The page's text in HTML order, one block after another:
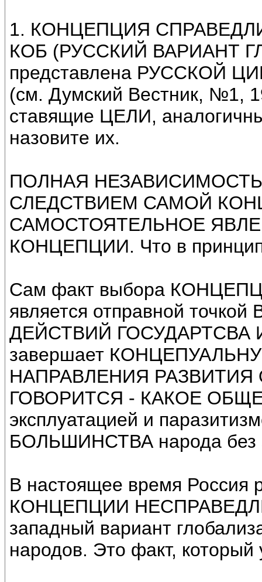
1. КОНЦЕПЦИЯ
КОБ (РУССКИЙ ВАРИАНТ
представлена РУССКОЙ
(см. Думский Вестник, №1,
ставящие ЦЕЛИ,
назовите их.
ПОЛНАЯ НЕЗАВИСИМОСТЬ
СЛЕДСТВИЕМ САМОЙ
САМОСТОЯТЕЛЬНОЕ
КОНЦЕПЦИИ. Что в
Сам факт выбора
является отправной
ДЕЙСТВИЙ ГОСУДАРТСВА
завершает
НАПРАВЛЕНИЯ РАЗВИТИЯ
ГОВОРИТСЯ - КАКОЕ
эксплуатацией и
БОЛЬШИНСТВА народа без
В настоящее время Россия
КОНЦЕПЦИИ
западный вариант
народов. Это факт, который